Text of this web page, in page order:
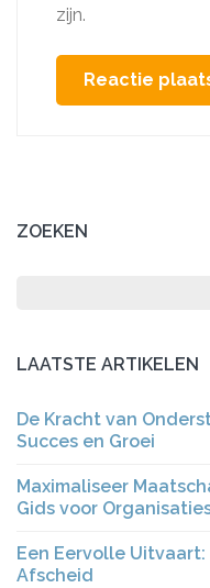
zijn.
ZOEKEN
LAATSTE ARTIKELEN
De Kracht van
Succes en Groei
Maximaliseer
Gids voor
Een Eervolle
Afscheid